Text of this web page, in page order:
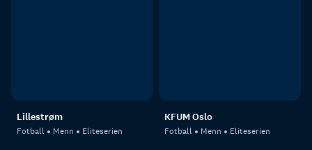
Lillestrøm
Fotball Menn Eliteserien
KFUM Oslo
Fotball Menn Eliteserien